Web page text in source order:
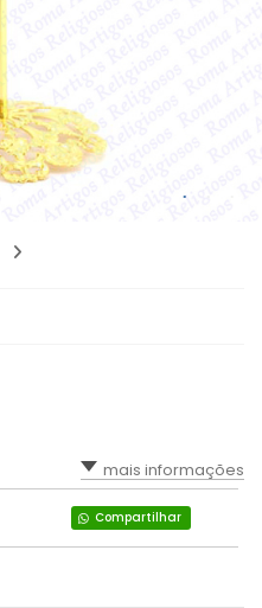
mais informações
Compartilhar